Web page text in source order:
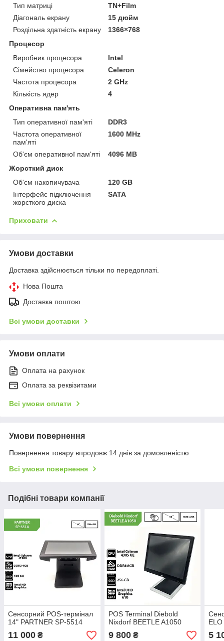
Тип матриці
TN+Film
Діагональ екрану
15 дюйм
Роздільна здатність екрану
1366×768
Процесор
Виробник процесора
Intel
Сімейство процесора
Celeron
Частота процесора
2 GHz
Кількість ядер
4
Оперативна пам'ять
Тип оперативної пам'яті
DDR3
Частота оперативної
пам'яті
1600 MHz
Об'єм оперативної пам'яті
4096 MB
Жорсткий диск
Об'єм накопичувача
120 GB
Інтерфейс підключення
жорсткого диска
SATA
Приховати
Умови доставки
Доставка здійснюється тільки по передоплаті.
Нова Пошта
Доставка поштою
Всі умови доставки
Умови оплати
Оплата на рахунок
Оплата за реквізитами
Всі умови оплати
Умови повернення
Повернення товару впродовж 14 днів за домовленістю
Всі умови повернення
Подібні товари компанії
Сенсорний POS-термінал
14" PARTNER SP-5514
11 000 ₴
POS Terminal Diebold
Nixdorf BEETLE A1050
9 800₴ 5